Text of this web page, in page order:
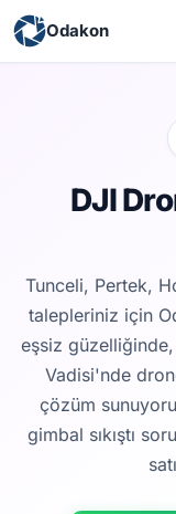
Odakon
DJI
Tunceli, Pertek,
talepleriniz için
eşsiz güzelliğinde,
Vadisi'nde
çözüm
gimbal sıkıştı